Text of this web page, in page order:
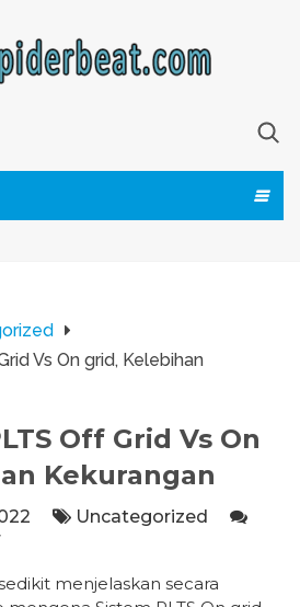
Vs On grid, Kelebihan
Off Grid Vs On
Kekurangan
Uncategorized
menjelaskan secara